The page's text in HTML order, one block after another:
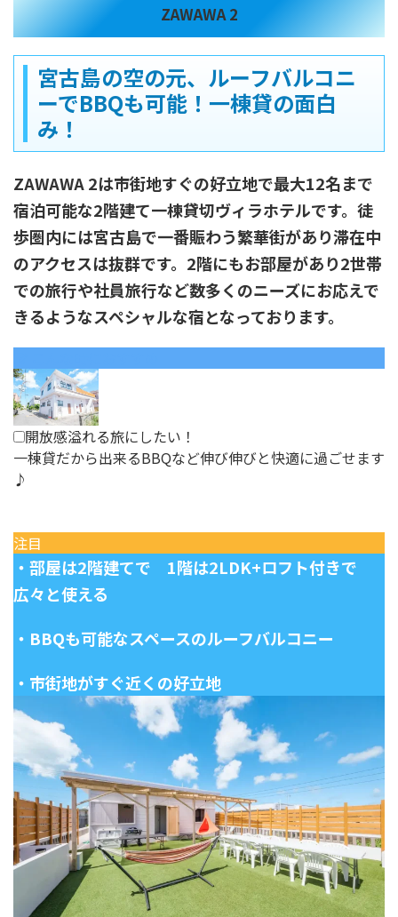
ZAWAWA 2
宮古島の空の元、ルーフバルコニ
ーでBBQも可能！一棟貸の面白
み！
ZAWAWA 2は市街地すぐの好立地で最大12名まで
宿泊可能な2階建て一棟貸切ヴィラホテルです。徒
歩圏内には宮古島で一番賑わう繁華街があり滞在中
のアクセスは抜群です。2階にもお部屋があり2世帯
での旅行や社員旅行など数多くのニーズにお応えで
きるようなスペシャルな宿となっております。
開放感溢れる旅にしたい！
一棟貸だから出来るBBQなど伸び伸びと快適に過ごせます
♪
注目
・部屋は2階建てで 1階は2LDK+ロフト付きで
広々と使える
・BBQも可能なスペースのルーフバルコニー
・市街地がすぐ近くの好立地